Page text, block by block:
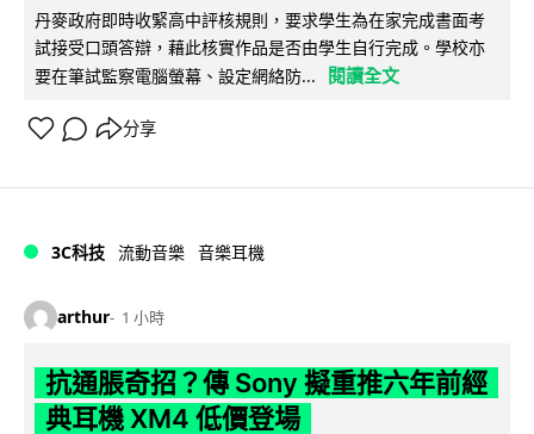
丹麥政府即時收緊高中評核規則，要求學生為在家完成書面考
試接受口頭答辯，藉此核實作品是否由學生自行完成。學校亦
要在筆試監察電腦螢幕、設定網絡防...
閱讀全文
分享
3C科技 流動音樂 音樂耳機
arthur 1 小時
抗通脹奇招？傳 Sony 擬重推六年前經
典耳機 XM4 低價登場